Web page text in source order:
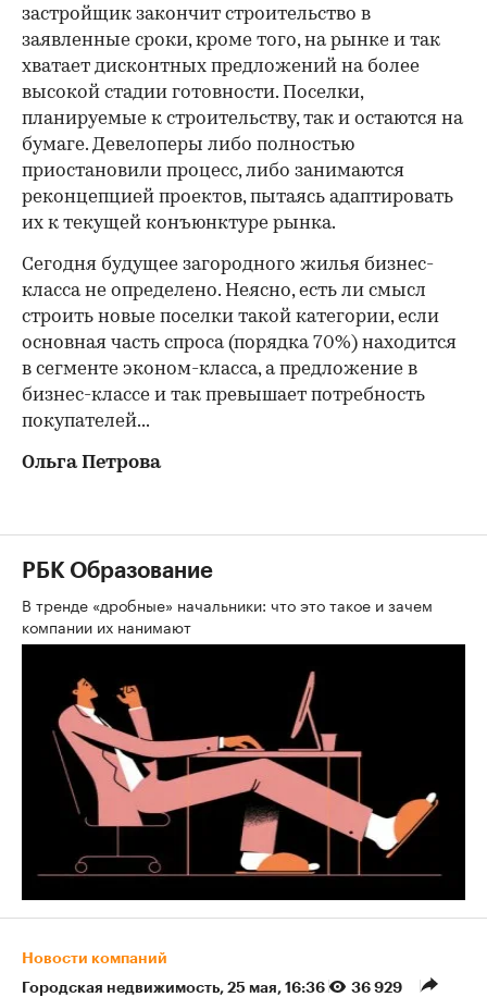
застройщик закончит строительство в
заявленные сроки, кроме того, на рынке и так
хватает дисконтных предложений на более
высокой стадии готовности. Поселки,
планируемые к строительству, так и остаются на
бумаге. Девелоперы либо полностью
приостановили процесс, либо занимаются
реконцепцией проектов, пытаясь адаптировать
их к текущей конъюнктуре рынка.
Сегодня будущее загородного жилья бизнес-
класса не определено. Неясно, есть ли смысл
строить новые поселки такой категории, если
основная часть спроса (порядка 70%) находится
в сегменте эконом-класса, а предложение в
бизнес-классе и так превышает потребность
покупателей...
Ольга Петрова
РБК Образование
В тренде «дробные» начальники: что это такое и зачем
компании их нанимают
Новости компаний
Городская недвижимость⁠, 25 мая, 16:36 36 929